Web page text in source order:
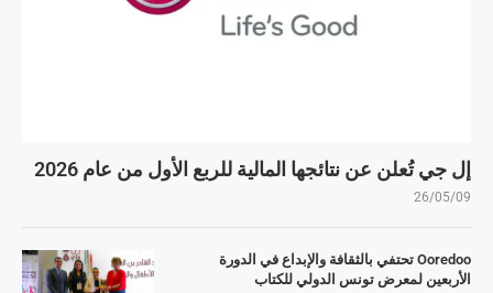
إل جي تُعلن عن نتائجها المالية للربع الأول من عام 2026
26/05/09
Ooredoo تحتفي بالثقافة والإبداع في الدورة
الأربعين لمعرض تونس الدولي للكتاب